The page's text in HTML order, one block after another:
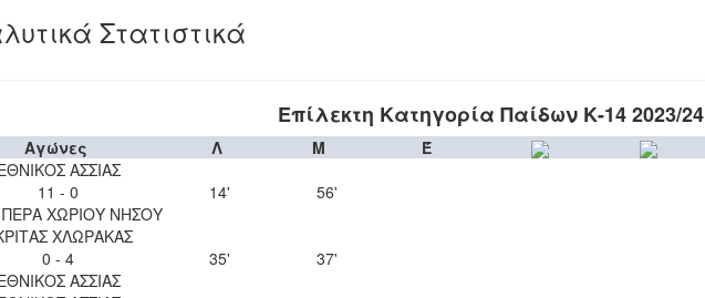
Στατιστικά
Επίλεκτη Κατηγορία Παίδων Κ-14 2023/24
Αγώνες Λ Μ
Έ
ΑΣΣΙΑΣ
11 - 0
ΧΩΡΙΟΥ ΝΗΣΟΥ
14' 56'
ΧΛΩΡΑΚΑΣ
0 - 4
ΑΣΣΙΑΣ
35' 37'